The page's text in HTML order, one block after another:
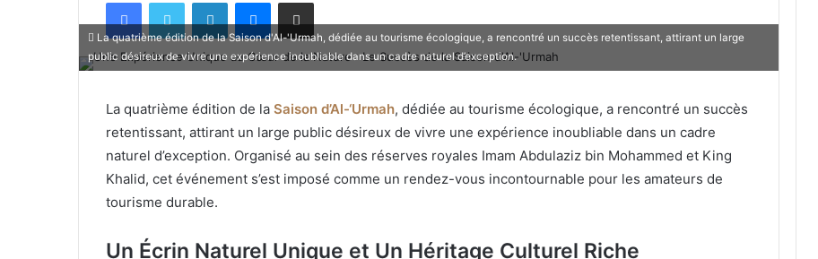
La quatrième édition de la Saison d'Al-'Urmah, dédiée au tourisme écologique, a rencontré un succès retentissant, attirant un large
public désireux de vivre une expérience inoubliable dans un cadre naturel d’exception.
La quatrième édition de la Saison d’Al-‘Urmah, dédiée au tourisme écologique, a rencontré un succès
retentissant, attirant un large public désireux de vivre une expérience inoubliable dans un cadre
naturel d’exception. Organisé au sein des réserves royales Imam Abdulaziz bin Mohammed et King
Khalid, cet événement s’est imposé comme un rendez-vous incontournable pour les amateurs de
tourisme durable.
Un Écrin Naturel Unique et Un Héritage Culturel Riche